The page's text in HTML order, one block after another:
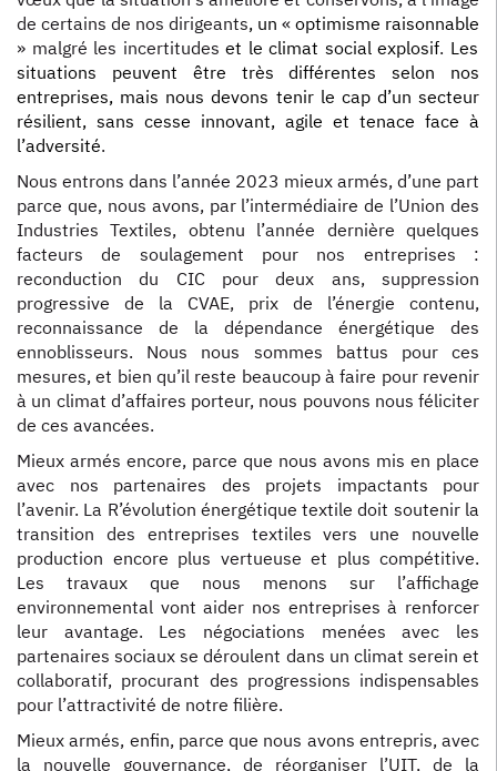
de certains de nos dirigeants, un « optimisme raisonnable
» malgré les incertitudes et le climat social explosif. Les
situations peuvent être très différentes selon nos
entreprises, mais nous devons tenir le cap d’un secteur
résilient, sans cesse innovant, agile et tenace face à
l’adversité.
Nous entrons dans l’année 2023 mieux armés, d’une part
parce que, nous avons, par l’intermédiaire de l’Union des
Industries Textiles, obtenu l’année dernière quelques
facteurs de soulagement pour nos entreprises :
reconduction du CIC pour deux ans, suppression
progressive de la CVAE, prix de l’énergie contenu,
reconnaissance de la dépendance énergétique des
ennoblisseurs. Nous nous sommes battus pour ces
mesures, et bien qu’il reste beaucoup à faire pour revenir
à un climat d’affaires porteur, nous pouvons nous féliciter
de ces avancées.
Mieux armés encore, parce que nous avons mis en place
avec nos partenaires des projets impactants pour
l’avenir. La R’évolution énergétique textile doit soutenir la
transition des entreprises textiles vers une nouvelle
production encore plus vertueuse et plus compétitive.
Les travaux que nous menons sur l’affichage
environnemental vont aider nos entreprises à renforcer
leur avantage. Les négociations menées avec les
partenaires sociaux se déroulent dans un climat serein et
collaboratif, procurant des progressions indispensables
pour l’attractivité de notre filière.
Mieux armés, enfin, parce que nous avons entrepris, avec
la nouvelle gouvernance, de réorganiser l’UIT, de la